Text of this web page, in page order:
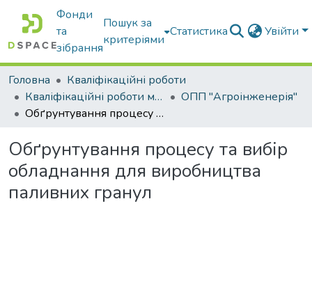
Фонди
та
зібрання
Пошук за
критеріями
Статистика Увійти
Головна
Кваліфікаційні роботи
Кваліфікаційні роботи магістрів
ОПП "Агроінженерія"
Обґрунтування процесу та вибір обладнання для виробництва паливних гранул
Обґрунтування процесу та вибір
обладнання для виробництва
паливних гранул